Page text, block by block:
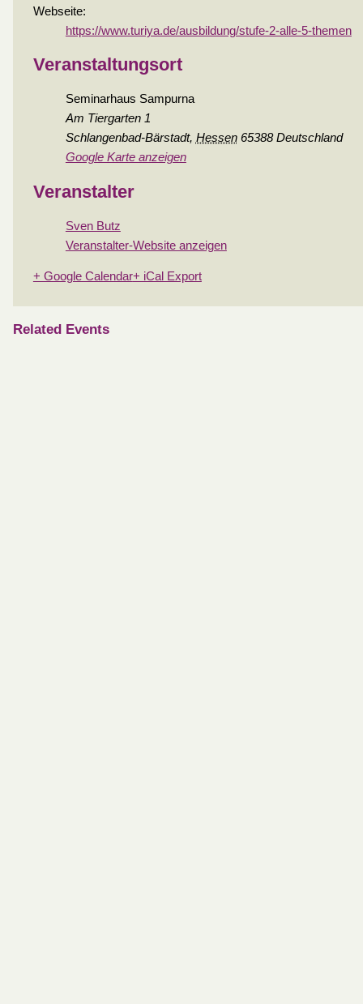
Webseite:
https://www.turiya.de/ausbildung/stufe-2-alle-5-themen
Veranstaltungsort
Seminarhaus Sampurna
Am Tiergarten 1
Schlangenbad-Bärstadt, Hessen 65388 Deutschland
Google Karte anzeigen
Veranstalter
Sven Butz
Veranstalter-Website anzeigen
+ Google Calendar+ iCal Export
Related Events